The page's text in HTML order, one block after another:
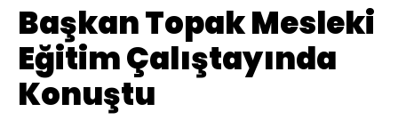
Başkan Topak Mesleki
Eğitim Çalıştayında
Konuştu